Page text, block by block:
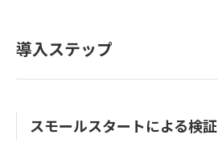
導入ステップ
スモールスタートによる検証